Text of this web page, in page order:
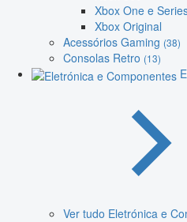
Xbox One e
Xbox Original
Acessórios Gaming (38)
Consolas Retro (13)
Ver tudo Eletrónica e